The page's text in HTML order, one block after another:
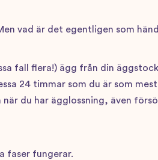
vad är det egentligen som
fall flera!) ägg från din
24 timmar som du är som
du har ägglossning, även
faser fungerar.